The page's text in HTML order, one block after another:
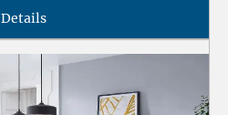
Details